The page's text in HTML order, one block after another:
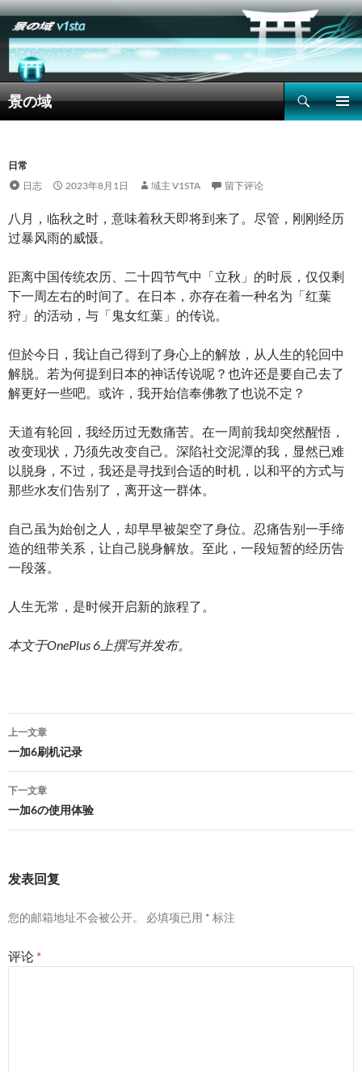
景の域
搜
索
文
日常
日志
2023年8月1日 域主 V1STA 留下评论
八月，临秋之时，意味着秋天即将到来了。尽管，刚刚经历
过暴风雨的威慑。
距离中国传统农历、二十四节气中「立秋」的时辰，仅仅剩
下一周左右的时间了。在日本，亦存在着一种名为「红葉
狩」的活动，与「鬼女红葉」的传说。
但於今日，我让自己得到了身心上的解放，从人生的轮回中
解脱。若为何提到日本的神话传说呢？也许还是要自己去了
解更好一些吧。或许，我开始信奉佛教了也说不定？
天道有轮回，我经历过无数痛苦。在一周前我却突然醒悟，
改变现状，乃须先改变自己。深陷社交泥潭的我，显然已难
以脱身，不过，我还是寻找到合适的时机，以和平的方式与
那些水友们告别了，离开这一群体。
自己虽为始创之人，却早早被架空了身位。忍痛告别一手缔
造的纽带关系，让自己脱身解放。至此，一段短暂的经历告
一段落。
人生无常，是时候开启新的旅程了。
本文于OnePlus 6上撰写并发布。
文
章
导
航
上一文章
一加6刷机记录
下一文章
一加6の使用体验
发表回复
您的邮箱地址不会被公开。 必填项已用 * 标注
评论 *